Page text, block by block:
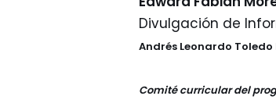
Divulgación de
Andrés Leonardo Toledo
Comité curricular del